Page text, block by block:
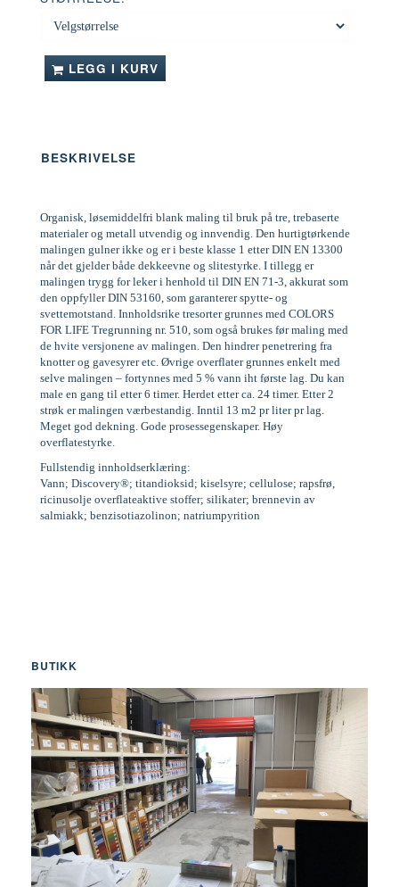
LEGG I KURV
BESKRIVELSE
Organisk, løsemiddelfri blank maling til bruk på tre, trebaserte
materialer og metall utvendig og innvendig. Den hurtigtørkende
malingen gulner ikke og er i beste klasse 1 etter DIN EN 13300
når det gjelder både dekkeevne og slitestyrke. I tillegg er
malingen trygg for leker i henhold til DIN EN 71-3, akkurat som
den oppfyller DIN 53160, som garanterer spytte- og
svettemotstand. Innholdsrike tresorter grunnes med COLORS
FOR LIFE Tregrunning nr. 510, som også brukes før maling med
de hvite versjonene av malingen. Den hindrer penetrering fra
knotter og gavesyrer etc. Øvrige overflater grunnes enkelt med
selve malingen – fortynnes med 5 % vann iht første lag. Du kan
male en gang til etter 6 timer. Herdet etter ca. 24 timer. Etter 2
strøk er malingen værbestandig. Inntil 13 m2 pr liter pr lag.
Meget god dekning. Gode prosessegenskaper. Høy
overflatestyrke.
Fullstendig innholdserklæring:
Vann; Discovery®; titandioksid; kiselsyre; cellulose; rapsfrø,
ricinusolje overflateaktive stoffer; silikater; brennevin av
salmiakk; benzisotiazolinon; natriumpyrition
BUTIKK